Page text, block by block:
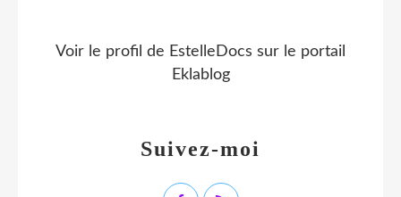
Suivez-moi
Voir le profil de EstelleDocs sur le portail
Eklablog